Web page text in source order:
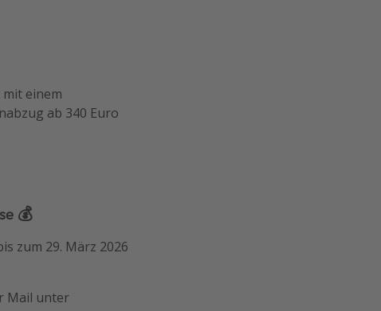
einem
ab 340 Euro
💰
zum 29. März 2026
Mail unter